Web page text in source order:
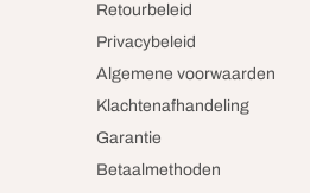
Retourbeleid
Privacybeleid
Algemene voorwaarden
Klachtenafhandeling
Garantie
Betaalmethoden